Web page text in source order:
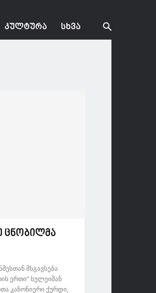
ᲙᲣᲚᲢᲣᲠᲐ ᲡᲮᲕᲐ
ცნობილმა
მსგავსება
ერთი“ სულეიმან
კანონიერი ქურდი,